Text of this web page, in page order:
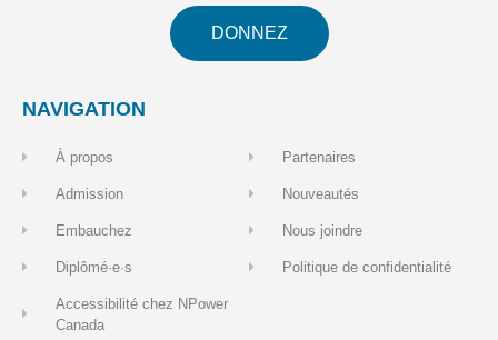
DONNEZ
NAVIGATION
À propos
Admission
Embauchez
Diplômé·e·s
Accessibilité chez NPower
Canada
Partenaires
Nouveautés
Nous joindre
Politique de confidentialité